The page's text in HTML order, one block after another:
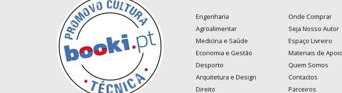
Engenharia
Agroalimentar
Medicina e Saúde
Economia e Gestão
Desporto
Arquitetura e Design
Direito
Onde Comprar
Seja Nosso Autor
Espaço Livreiro
Materiais de Apoio
Quem Somos
Contactos
Parceiros